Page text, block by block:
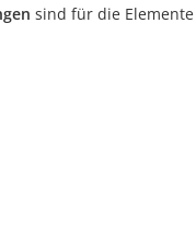
sind für die